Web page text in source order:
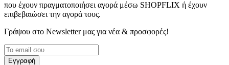
που έχουν πραγματοποιήσει αγορά μέσω SHOPFLIX ή έχουν
επιβεβαιώσει την αγορά τους.
Γράψου στο Νewsletter μας για νέα & προσφορές!
Εγγραφή